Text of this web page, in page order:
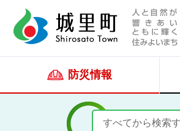
防災情報